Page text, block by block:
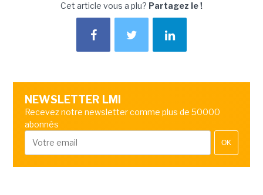
Cet article vous a plu? Partagez le !
NEWSLETTER LMI
Recevez notre newsletter comme plus de 50000
abonnés
OK